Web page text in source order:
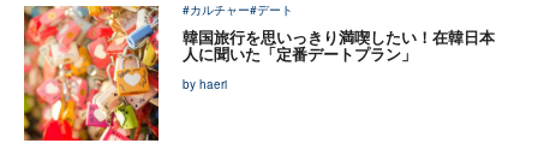
#カルチャー#デート
韓国旅行を思いっきり満喫したい！在韓日本
人に聞いた「定番デートプラン」
by haeri